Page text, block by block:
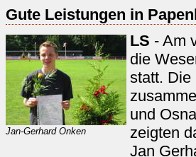
Gute Leistungen in
Jan-Gerhard Onken
LS - Am
die
statt. Die
und
zeigten
Jan